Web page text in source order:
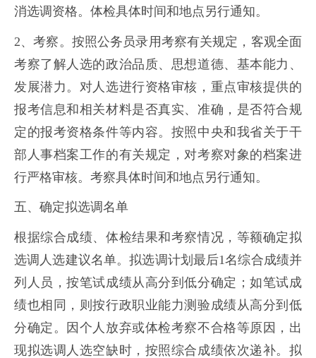
消选调资格。体检具体时间和地点另行通知。
2、考察。按照公务员录用考察有关规定，客观全面
考察了解人选的政治品质、思想道德、基本能力、
发展潜力。对人选进行资格审核，重点审核提供的
报考信息和相关材料是否真实、准确，是否符合规
定的报考资格条件等内容。按照中央和我省关于干
部人事档案工作的有关规定，对考察对象的档案进
行严格审核。考察具体时间和地点另行通知。
五、确定拟选调名单
根据综合成绩、体检结果和考察情况，等额确定拟
选调人选建议名单。拟选调计划最后1名综合成绩并
列人员，按笔试成绩从高分到低分确定；如笔试成
绩也相同，则按行政职业能力测验成绩从高分到低
分确定。因个人放弃或体检考察不合格等原因，出
现拟选调人选空缺时，按照综合成绩依次递补。拟